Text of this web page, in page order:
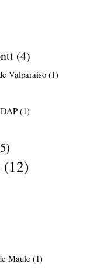
(4)
Valparaíso (1)
(1)
(12)
Maule (1)